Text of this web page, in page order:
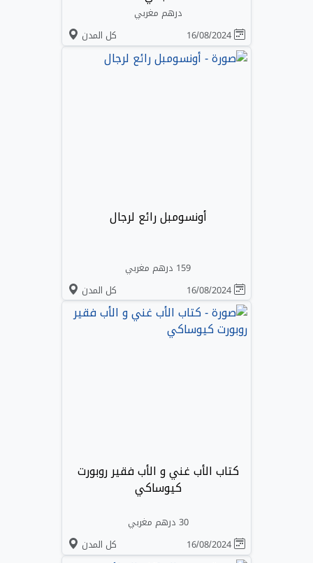
درهم مغربي
كل المدن
أونسومبل رائع لرجال
159 درهم مغربي
كل المدن
كتاب الأب غني و الأب فقير روبورت
كيوساكي
30 درهم مغربي
كل المدن